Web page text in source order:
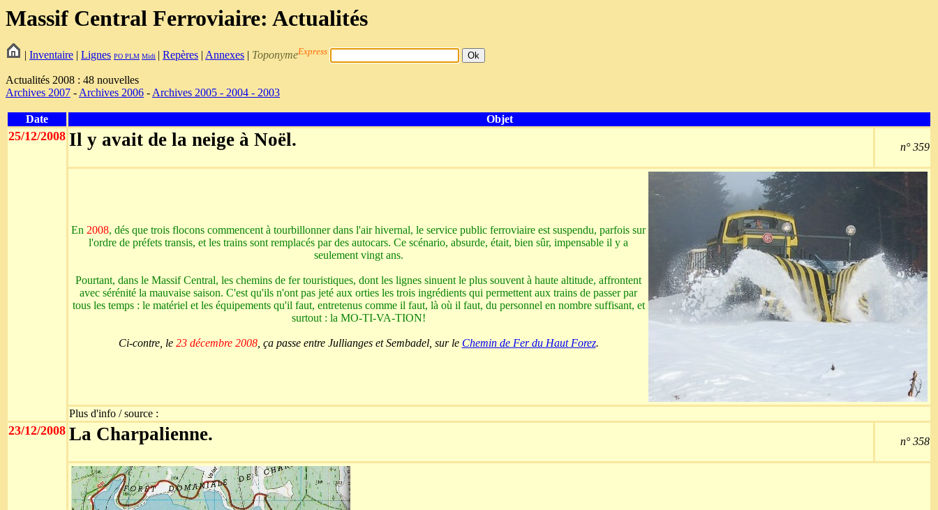
Massif Central Ferroviaire: Actualités
| Inventaire | Lignes PO PLM Midi | Repères | Annexes | ToponymeExpress
Actualités 2008 : 48 nouvelles
Archives 2007 - Archives 2006 - Archives 2005 - 2004 - 2003
Date Objet
25/12/2008 Il y avait de la neige à Noël. n° 359
En 2008, dés que trois flocons commencent à tourbillonner dans l'air hivernal, le service public ferroviaire est suspendu, parfois sur
l'ordre de préfets transis, et les trains sont remplacés par des autocars. Ce scénario, absurde, était, bien sûr, impensable il y a
seulement vingt ans.
Pourtant, dans le Massif Central, les chemins de fer touristiques, dont les lignes sinuent le plus souvent à haute altitude, affrontent
avec sérénité la mauvaise saison. C'est qu'ils n'ont pas jeté aux orties les trois ingrédients qui permettent aux trains de passer par
tous les temps : le matériel et les équipements qu'il faut, entretenus comme il faut, là où il faut, du personnel en nombre suffisant, et
surtout : la MO-TI-VA-TION!
Ci-contre, le 23 décembre 2008, ça passe entre Jullianges et Sembadel, sur le Chemin de Fer du Haut Forez.
Plus d'info / source :
23/12/2008 La Charpalienne. n° 358